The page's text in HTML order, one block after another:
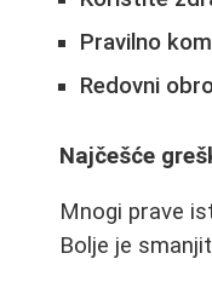
Pravilno
Redovni
Najčešće
Mnogi prave
Bolje je